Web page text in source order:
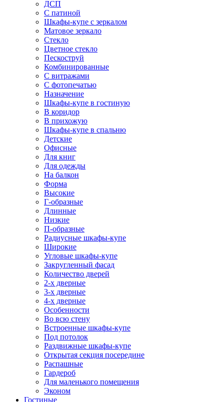
ДСП
С патиной
Шкафы-купе с зеркалом
Матовое зеркало
Стекло
Цветное стекло
Пескоструй
Комбинированные
С витражами
С фотопечатью
Назначение
Шкафы-купе в гостиную
В коридор
В прихожую
Шкафы-купе в спальню
Детские
Офисные
Для книг
Для одежды
На балкон
Форма
Высокие
Г-образные
Длинные
Низкие
П-образные
Радиусные шкафы-купе
Широкие
Угловые шкафы-купе
Закругленный фасад
Количество дверей
2-х дверные
3-х дверные
4-х дверные
Особенности
Во всю стену
Встроенные шкафы-купе
Под потолок
Раздвижные шкафы-купе
Открытая секция посередине
Распашные
Гардероб
Для маленького помещения
Эконом
Гостиные